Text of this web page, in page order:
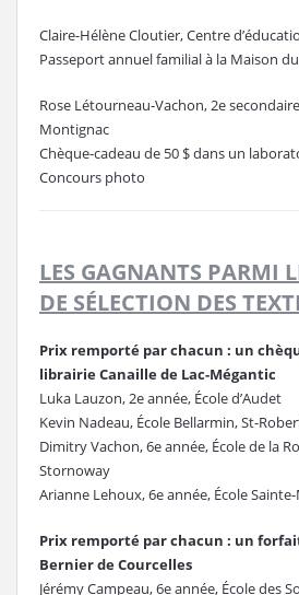
Claire-Hélène Cloutier, Centre
Passeport annuel familial à la Maison
Rose Létourneau-Vachon, 2e
Montignac
Chèque-cadeau de 50 $ dans un
Concours photo
LES GAGNANTS PARMI
DE SÉLECTION DES
Prix remporté par chacun : un
librairie Canaille de Lac-Mégantic
Luka Lauzon, 2e année, École d’Audet
Kevin Nadeau, École Bellarmin, St-
Dimitry Vachon, 6e année, École de la
Stornoway
Arianne Lehoux, 6e année, École
Prix remporté par chacun : un
Bernier de Courcelles
Jérémy Campeau, 6e année, École des